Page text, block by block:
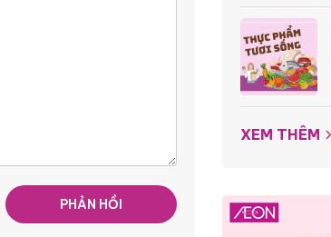
XEM THÊM